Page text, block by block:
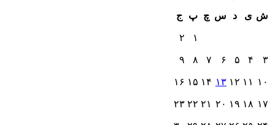
ش ی د س چ پ ج
۱ ۲
۳ ۴ ۵ ۶ ۷ ۸ ۹
۱۰ ۱۱ ۱۲ ۱۳ ۱۴ ۱۵ ۱۶
۱۷ ۱۸ ۱۹ ۲۰ ۲۱ ۲۲ ۲۳